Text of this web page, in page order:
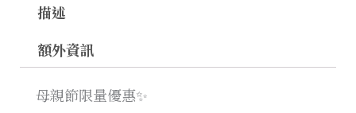
描述
額外資訊
母親節限量優惠✨